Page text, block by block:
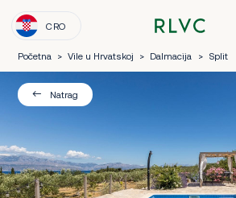
CRO
Početna > Vile u Hrvatskoj > Dalmacija > Split
Natrag